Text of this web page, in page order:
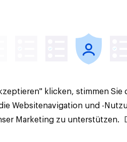
klicken, stimmen
die Websitenavigation und -
Marketing zu unterstützen.